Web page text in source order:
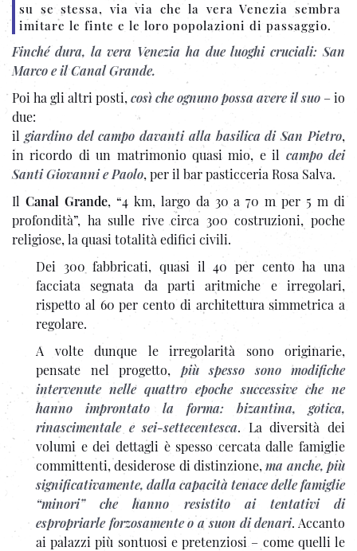
su se stessa, via via che la vera Venezia sembra
imitare le finte e le loro popolazioni di passaggio.
Finché dura, la vera Venezia ha due luoghi cruciali: San
Marco e il Canal Grande.
Poi ha gli altri posti, così che ognuno possa avere il suo – io
due:
il giardino del campo davanti alla basilica di San Pietro,
in ricordo di un matrimonio quasi mio, e il campo dei
Santi Giovanni e Paolo, per il bar pasticceria Rosa Salva.
Il Canal Grande, “4 km, largo da 30 a 70 m per 5 m di
profondità”, ha sulle rive circa 300 costruzioni, poche
religiose, la quasi totalità edifici civili.
Dei 300 fabbricati, quasi il 40 per cento ha una
facciata segnata da parti aritmiche e irregolari,
rispetto al 60 per cento di architettura simmetrica a
regolare.
A volte dunque le irregolarità sono originarie,
pensate nel progetto, più spesso sono modifiche
intervenute nelle quattro epoche successive che ne
hanno improntato la forma: bizantina, gotica,
rinascimentale e sei-settecentesca. La diversità dei
volumi e dei dettagli è spesso cercata dalle famiglie
committenti, desiderose di distinzione,ma anche, più
significativamente, dalla capacità tenace delle famiglie
“minori” che hanno resistito ai tentativi di
espropriarle forzosamente o a suon di denari. Accanto
ai palazzi più sontuosi e pretenziosi – come quelli le